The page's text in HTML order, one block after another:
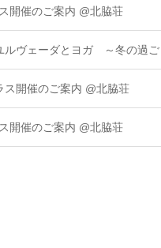
開催のご案内 @北脇荘
ヴェーダとヨガ ～冬の過ご
開催のご案内 @北脇荘
開催のご案内 @北脇荘